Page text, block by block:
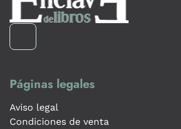
Páginas legales
Aviso legal
Condiciones de venta